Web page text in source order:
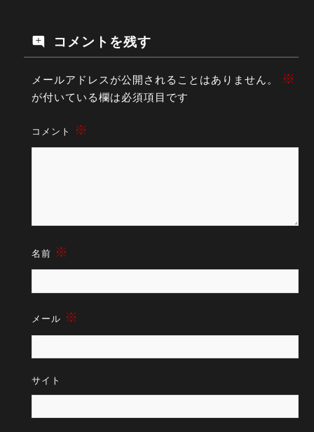
コメントを残す
メールアドレスが公開されることはありません。 ※
が付いている欄は必須項目です
コメント ※
名前 ※
メール ※
サイト